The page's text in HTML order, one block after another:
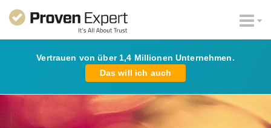
Vertrauen von über 1,4 Millionen Unternehmen.
Das will ich auch